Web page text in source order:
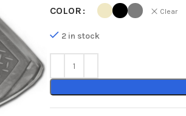
COLOR Clear
2 in stock